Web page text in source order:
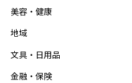
美容・健康
地域
文具・日用品
金融・保険